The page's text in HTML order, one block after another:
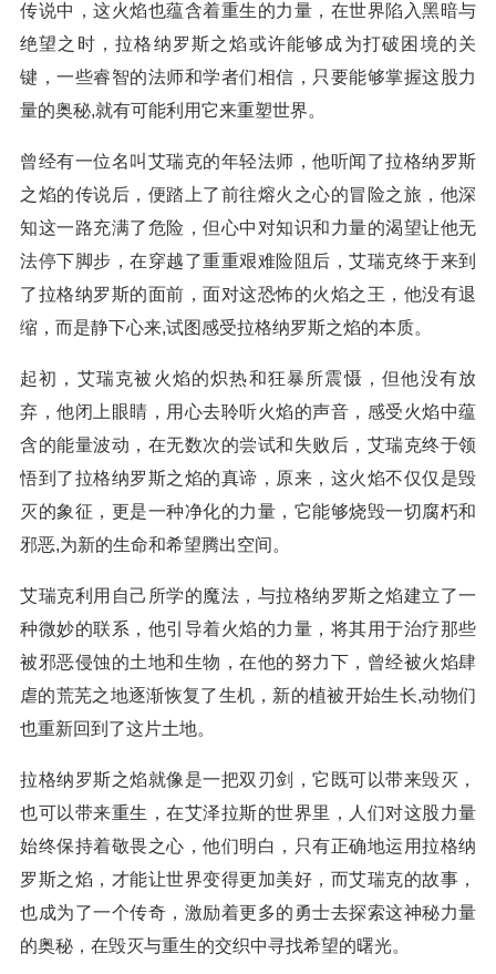
传说中，这火焰也蕴含着重生的力量，在世界陷入黑暗与
绝望之时，拉格纳罗斯之焰或许能够成为打破困境的关
键，一些睿智的法师和学者们相信，只要能够掌握这股力
量的奥秘,就有可能利用它来重塑世界。
曾经有一位名叫艾瑞克的年轻法师，他听闻了拉格纳罗斯
之焰的传说后，便踏上了前往熔火之心的冒险之旅，他深
知这一路充满了危险，但心中对知识和力量的渴望让他无
法停下脚步，在穿越了重重艰难险阻后，艾瑞克终于来到
了拉格纳罗斯的面前，面对这恐怖的火焰之王，他没有退
缩，而是静下心来,试图感受拉格纳罗斯之焰的本质。
起初，艾瑞克被火焰的炽热和狂暴所震慑，但他没有放
弃，他闭上眼睛，用心去聆听火焰的声音，感受火焰中蕴
含的能量波动，在无数次的尝试和失败后，艾瑞克终于领
悟到了拉格纳罗斯之焰的真谛，原来，这火焰不仅仅是毁
灭的象征，更是一种净化的力量，它能够烧毁一切腐朽和
邪恶,为新的生命和希望腾出空间。
艾瑞克利用自己所学的魔法，与拉格纳罗斯之焰建立了一
种微妙的联系，他引导着火焰的力量，将其用于治疗那些
被邪恶侵蚀的土地和生物，在他的努力下，曾经被火焰肆
虐的荒芜之地逐渐恢复了生机，新的植被开始生长,动物们
也重新回到了这片土地。
拉格纳罗斯之焰就像是一把双刃剑，它既可以带来毁灭，
也可以带来重生，在艾泽拉斯的世界里，人们对这股力量
始终保持着敬畏之心，他们明白，只有正确地运用拉格纳
罗斯之焰，才能让世界变得更加美好，而艾瑞克的故事，
也成为了一个传奇，激励着更多的勇士去探索这神秘力量
的奥秘，在毁灭与重生的交织中寻找希望的曙光。